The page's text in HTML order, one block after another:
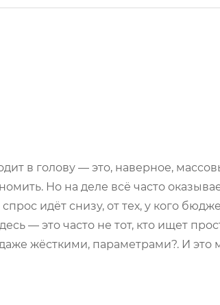
в голову — это, наверное,
Но на деле всё часто
идёт снизу, от тех, у кого
— это часто не тот, кто ищет
жёсткими, параметрами?. И это